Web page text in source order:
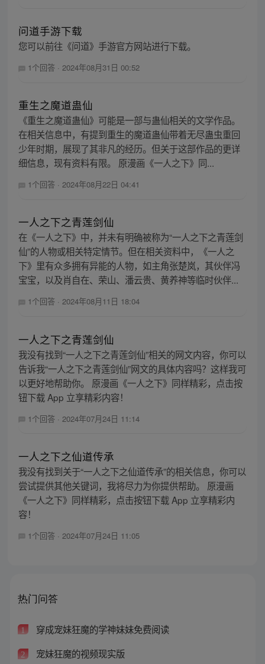
问道手游下载
您可以前往《问道》手游官方网站进行下载。
1个回答 · 2024年08月31日 00:52
重生之魔道蛊仙
《重生之魔道蛊仙》可能是一部与蛊仙相关的文学作品。
在相关信息中，有提到重生的魔道蛊仙带着无尽蛊虫重回
少年时期，展现了其非凡的经历。但关于这部作品的更详
细信息，现有资料有限。 原漫画《一人之下》同...
1个回答 · 2024年08月22日 04:41
一人之下之青莲剑仙
在《一人之下》中，并未有明确被称为“一人之下之青莲剑
仙”的人物或相关特定情节。但在相关资料中，《一人之
下》里有众多拥有异能的人物，如主角张楚岚，其伙伴冯
宝宝，以及肖自在、荣山、潘云贵、黄养神等临时伙伴...
1个回答 · 2024年08月11日 18:04
一人之下之青莲剑仙
我没有找到“一人之下之青莲剑仙”相关的网文内容，你可以
告诉我“一人之下之青莲剑仙”网文的具体内容吗？这样我可
以更好地帮助你。 原漫画《一人之下》同样精彩，点击按
钮下载 App 立享精彩内容！
1个回答 · 2024年07月24日 11:14
一人之下之仙道传承
我没有找到关于“一人之下之仙道传承”的相关信息，你可以
尝试提供其他关键词，我将尽力为你提供帮助。 原漫画
《一人之下》同样精彩，点击按钮下载 App 立享精彩内
容！
1个回答 · 2024年07月24日 11:05
热门问答
1 穿成宠妹狂魔的学神妹妹免费阅读
2 宠妹狂魔的视频现实版